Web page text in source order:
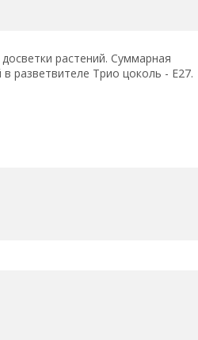
растений. Суммарная
разветвителе Трио цоколь - Е27.